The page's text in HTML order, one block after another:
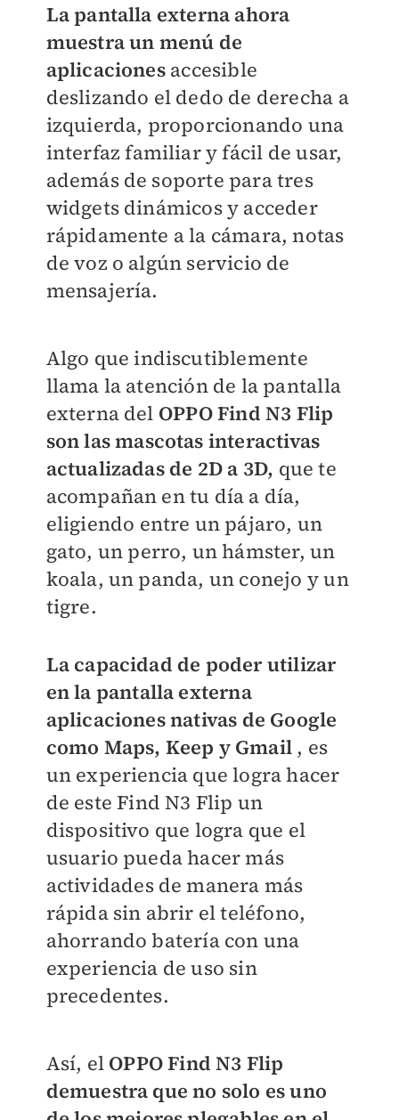
La pantalla externa ahora
muestra un menú de
aplicacionesaccesible
deslizando el dedo de derecha a
izquierda, proporcionando una
interfaz familiar y fácil de usar,
además de soporte para tres
widgets dinámicos y acceder
rápidamente a la cámara, notas
de voz o algún servicio de
mensajería.
Algo que indiscutiblemente
llama la atención de la pantalla
externa del OPPO Find N3 Flip
son las mascotas interactivas
actualizadas de 2D a 3D, que te
acompañan en tu día a día,
eligiendo entre un pájaro, un
gato, un perro, un hámster, un
koala, un panda, un conejo y un
tigre.
La capacidad de poder utilizar
en la pantalla externa
aplicaciones nativas de Google
como Maps, Keep y Gmail , es
un experiencia que logra hacer
de este Find N3 Flip un
dispositivo que logra que el
usuario pueda hacer más
actividades de manera más
rápida sin abrir el teléfono,
ahorrando batería con una
experiencia de uso sin
precedentes.
Así, el OPPO Find N3 Flip
demuestra que no solo es uno